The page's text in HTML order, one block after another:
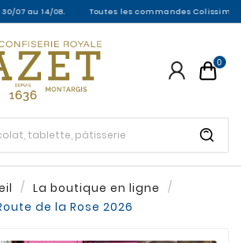
au 14/08. Toutes les commandes Colissimo
0
La boutique en ligne
de la Rose 2026